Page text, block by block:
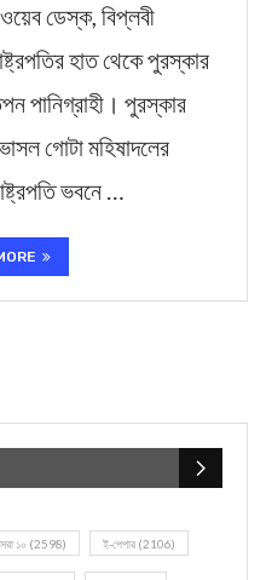
ডেস্ক, বিপ্লবী
হাত থেকে পুরস্কার
পানিগ্রাহী। পুরস্কার
গোটা মহিষাদলের
ভবনে …
১০ (2598) ই-পেপার (2106)